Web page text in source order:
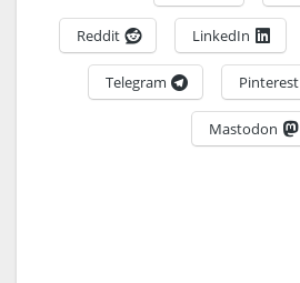
LinkedIn
Reddit
Pinterest
Telegram
Mastodon